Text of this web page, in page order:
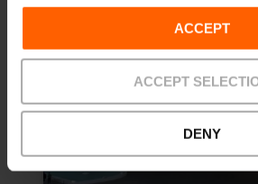
ACCEPT
ACCEPT
DENY